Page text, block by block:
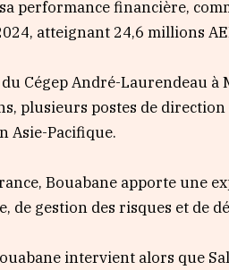
performance financière,
atteignant 24,6 millions
Cégep André-Laurendeau
plusieurs postes de
Asie-Pacifique.
Bouabane apporte une
gestion des risques et de
intervient alors que